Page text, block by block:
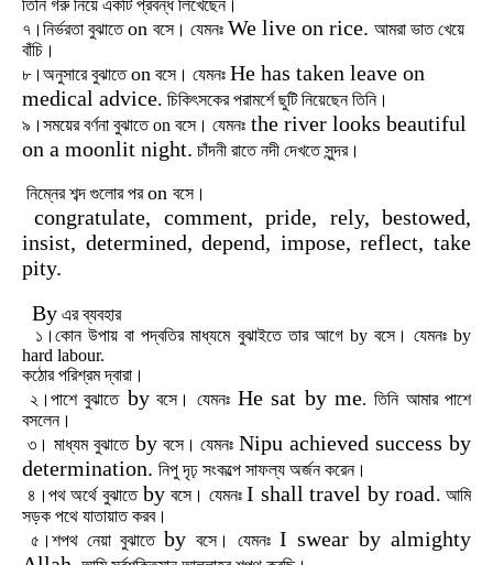
তিনি গরু নিয়ে একটি প্রবন্ধ লিখেছেন।
৭।নির্ভরতা বুঝাতে on বসে। যেমনঃ We live on rice. আমরা ভাত খেয়ে
বাঁচি।
৮।অনুসারে বুঝাতে on বসে। যেমনঃ He has taken leave on
medical advice. চিকিৎসকের পরামর্শে ছুটি নিয়েছেন তিনি।
৯।সময়ের বর্ণনা বুঝাতেon বসে। যেমনঃ the river looks beautiful
on a moonlit night. চাঁদনী রাতে নদী দেখতে সুন্দর।
নিম্নের শব্দ গুলোর পর on বসে।
congratulate, comment, pride, rely, bestowed,
insist, determined, depend, impose, reflect, take
pity.
By এর ব্যবহার
১।কোন উপায় বা পদ্বতির মাধ্যমে বুঝাইতে তার আগেby বসে। যেমনঃ by
hard labour.
কঠোর পরিশ্রম দ্বারা।
২।পাশে বুঝাতে by বসে। যেমনঃ He sat by me. তিনি আমার পাশে
বসলেন।
৩। মাধ্যম বুঝাতেby বসে। যেমনঃ Nipu achieved success by
determination. নিপু দৃঢ় সংকল্পে সাফল্য অর্জন করেন।
৪।পথ অর্থে বুঝাতে by বসে। যেমনঃ I shall travel by road. আমি
সড়ক পথে যাতায়াত করব।
৫।শপথ নেয়া বুঝাতে by বসে। যেমনঃ I swear by almighty